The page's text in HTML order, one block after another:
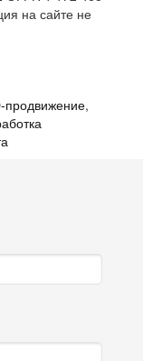
на сайте не
продвижение,